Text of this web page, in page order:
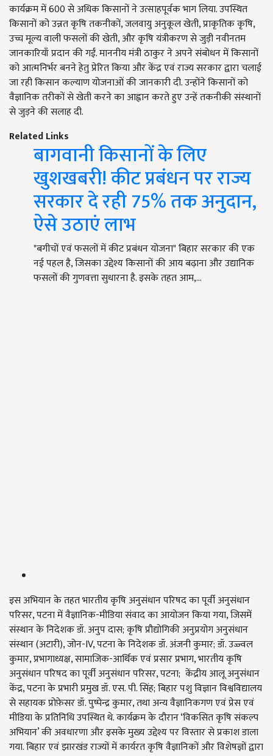
कार्यक्रम में 600 से अधिक किसानों ने उत्साहपूर्वक भाग लिया. उपस्थित
किसानों को उन्नत कृषि तकनीकों, जलवायु अनुकूल खेती, प्राकृतिक कृषि,
उच्च मूल्य वाली फसलों की खेती, और कृषि यंत्रीकरण से जुड़ी नवीनतम
जानकारियाँ प्रदान की गईं. माननीय मंत्री ठाकुर ने अपने संबोधन में किसानों
को आत्मनिर्भर बनने हेतु प्रेरित किया और केंद्र एवं राज्य सरकार द्वारा चलाई
जा रही किसान कल्याण योजनाओं की जानकारी दी. उन्होंने किसानों को
वैज्ञानिक तरीकों से खेती करने का आह्वान करते हुए उन्हें तकनीकी संस्थानों
से जुड़ने की सलाह दी.
Related Links
बागवानी किसानों के लिए
खुशखबरी! कीट प्रबंधन पर राज्य
सरकार दे रही 75% तक अनुदान,
ऐसे उठाएं लाभ
"बगीचों एवं फसलों में कीट प्रबंधन योजना" बिहार सरकार की एक
नई पहल है, जिसका उद्देश्य किसानों की आय बढ़ाना और उद्यानिक
फसलों की गुणवत्ता सुधारना है. इसके तहत आम,…
इस अभियान के तहत भारतीय कृषि अनुसंधान परिषद का पूर्वी अनुसंधान
परिसर, पटना में वैज्ञानिक-मीडिया संवाद का आयोजन किया गया, जिसमें
संस्थान के निदेशक डॉ. अनुप दास; कृषि प्रौद्योगिकी अनुप्रयोग अनुसंधान
संस्थान (अटारी), जोन-IV, पटना के निदेशक डॉ. अंजनी कुमार; डॉ. उज्ज्वल
कुमार, प्रभागाध्यक्ष, सामाजिक-आर्थिक एवं प्रसार प्रभाग, भारतीय कृषि
अनुसंधान परिषद का पूर्वी अनुसंधान परिसर, पटना; केंद्रीय आलू अनुसंधान
केंद्र, पटना के प्रभारी प्रमुख डॉ. एस. पी. सिंह; बिहार पशु विज्ञान विश्वविद्यालय
से सहायक प्रोफ़ेसर डॉ. पुष्पेन्द्र कुमार, तथा अन्य वैज्ञानिकगण एवं प्रेस एवं
मीडिया के प्रतिनिधि उपस्थित थे. कार्यक्रम के दौरान ‘विकसित कृषि संकल्प
अभियान’ की अवधारणा और इसके मुख्य उद्देश्य पर विस्तार से प्रकाश डाला
गया. बिहार एवं झारखंड राज्यों में कार्यरत कृषि वैज्ञानिकों और विशेषज्ञों द्वारा